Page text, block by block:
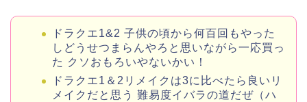
ドラクエ1&2 子供の頃から何百回もやった
しどうせつまらんやろと思いながら一応買っ
た クソおもろいやないかい！
ドラクエ1＆2リメイクは3に比べたら良いリ
メイクだと思う 難易度イバラの道だぜ（ハ